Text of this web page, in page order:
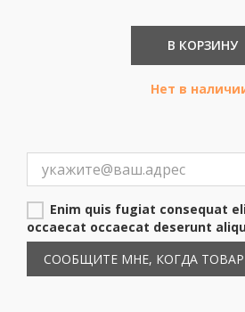
В КОРЗИНУ
Нет в
Enim quis fugiat consequat
occaecat occaecat deserunt
СООБЩИТЕ МНЕ, КОГДА